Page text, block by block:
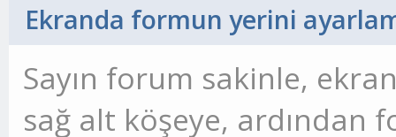
ResizeForm
modul kodları,
oluyor sayılarda şu şekilde
3,3333330154419 biçim
çalışıyorum forumdada
Teşekkürler
Ekranda formun yerini
Sayın forum sakinle,
sağ alt köşeye, ardından